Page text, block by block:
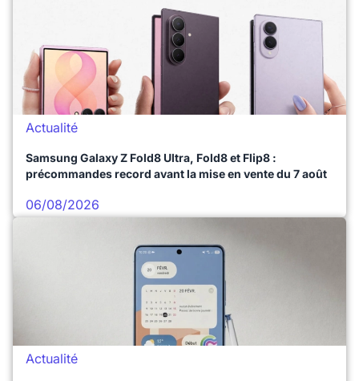
Actualité
Samsung Galaxy Z Fold8 Ultra, Fold8 et Flip8 :
précommandes record avant la mise en vente du 7 août
06/08/2026
Actualité